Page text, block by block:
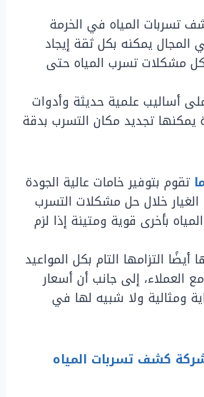
تسربات المياه في الخرمة
يمكنه بكل ثقة إيجاد
مشكلات تسرب المياه حتى
أساليب علمية حديثة وأدوات
يمكنها تجديد مكان التسرب بدقة
تقوم بتوفير خامات عالية الجودة
خلال حل مشكلات التسرب
بأخرى قوية ومتينة إذا لزم
التزامها التام بكل المواعيد
العملاء، إلى جانب أن أسعار
ومثالية ولا شبيه لها في
كشف تسربات المياه